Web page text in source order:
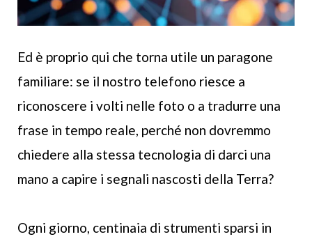
Ed è proprio qui che torna utile un paragone
familiare: se il nostro telefono riesce a
riconoscere i volti nelle foto o a tradurre una
frase in tempo reale, perché non dovremmo
chiedere alla stessa tecnologia di darci una
mano a capire i segnali nascosti della Terra?
Ogni giorno, centinaia di strumenti sparsi in